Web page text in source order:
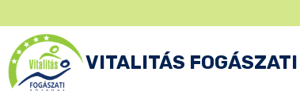
a
tartalomra
VITALITÁS